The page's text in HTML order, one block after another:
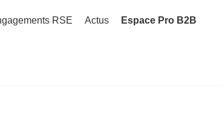
RSE Actus Espace Pro B2B